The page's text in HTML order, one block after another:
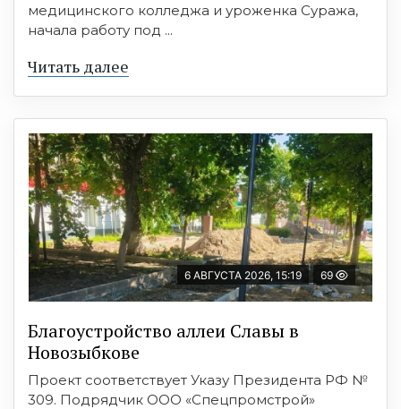
медицинского колледжа и уроженка Суража,
начала работу под ...
Читать далее
6 АВГУСТА 2026, 15:19 69
Благоустройство аллеи Славы в
Новозыбкове
Проект соответствует Указу Президента РФ №
309. Подрядчик ООО «Спецпромстрой»